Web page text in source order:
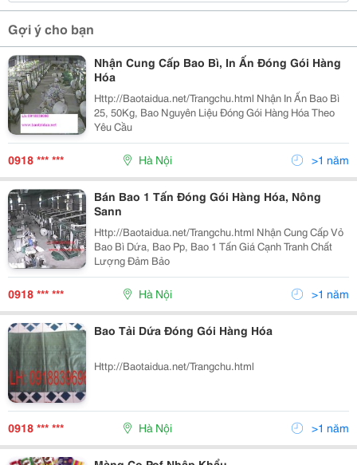
Gợi ý cho bạn
Nhận Cung Cấp Bao Bì, In Ấn Đóng Gói Hàng
Hóa
Http://Baotaidua.net/Trangchu.html Nhận In Ấn Bao Bì
25, 50Kg, Bao Nguyên Liệu Đóng Gói Hàng Hóa Theo
Yêu Cầu
0918 *** *** Hà Nội >1 năm
Bán Bao 1 Tấn Đóng Gói Hàng Hóa, Nông
Sann
Http://Baotaidua.net/Trangchu.html Nhận Cung Cấp Vỏ
Bao Bì Dứa, Bao Pp, Bao 1 Tấn Giá Cạnh Tranh Chất
Lượng Đảm Bảo
0918 *** *** Hà Nội >1 năm
Bao Tải Dứa Đóng Gói Hàng Hóa
Http://Baotaidua.net/Trangchu.html
0918 *** *** Hà Nội >1 năm